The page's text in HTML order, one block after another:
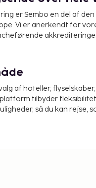
er Sembo en del af
Vi er anerkendt for
af hoteller,
tilbyder
så du kan rejse,